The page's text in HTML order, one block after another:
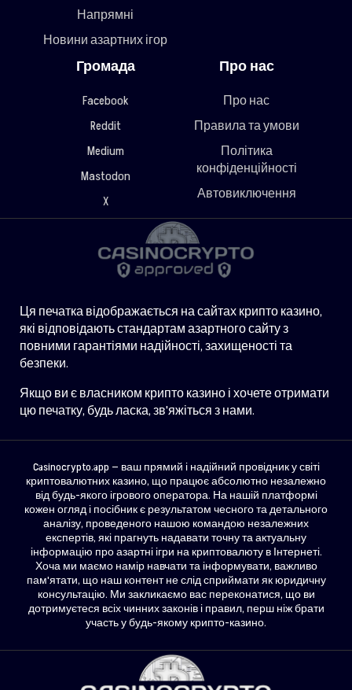
Напрямні
Новини азартних ігор
Громада
Facebook
Reddit
Medium
Mastodon
X
Про нас
Про нас
Правила та умови
Політика
конфіденційності
Автовиключення
Ця печатка відображається на сайтах крипто казино,
які відповідають стандартам азартного сайту з
повними гарантіями надійності, захищеності та
безпеки.
Якщо ви є власником крипто казино і хочете отримати
цю печатку, будь ласка, зв'яжіться з нами.
Casinocrypto.app — ваш прямий і надійний провідник у світі
криптовалютних казино, що працює абсолютно незалежно
від будь-якого ігрового оператора. На нашій платформі
кожен огляд і посібник є результатом чесного та детального
аналізу, проведеного нашою командою незалежних
експертів, які прагнуть надавати точну та актуальну
інформацію про азартні ігри на криптовалюту в Інтернеті.
Хоча ми маємо намір навчати та інформувати, важливо
пам'ятати, що наш контент не слід сприймати як юридичну
консультацію. Ми закликаємо вас переконатися, що ви
дотримуєтеся всіх чинних законів і правил, перш ніж брати
участь у будь-якому крипто-казино.